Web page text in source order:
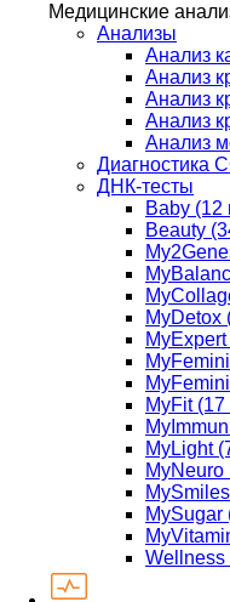
Медицинские
Анализы
Анализ
Анализ
Анализ
Анализ
Анализ
Диагностика
ДНК-тесты
Baby (12
Beauty
MyDetox
MyFit (17
MyLight
MyNeuro
MySugar
Wellness